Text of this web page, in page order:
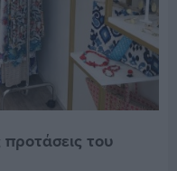
προτάσεις του